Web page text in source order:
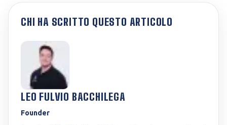
CHI HA SCRITTO QUESTO ARTICOLO
LEO FULVIO BACCHILEGA
Founder